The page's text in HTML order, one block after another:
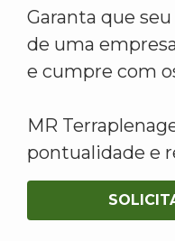
Garanta que
de uma
e cumpre com
MR
pontualidade e